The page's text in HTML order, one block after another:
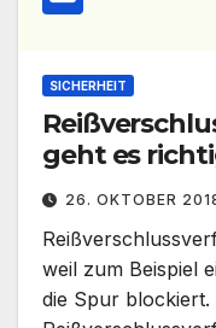
SICHERHEIT
geht es
26. OKTOBER
weil zum Beispiel
die Spur blockiert.